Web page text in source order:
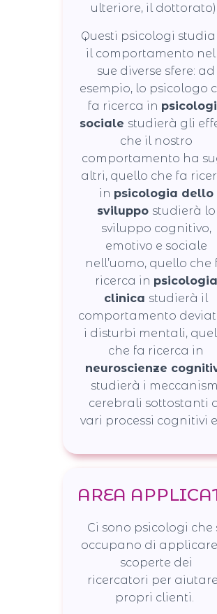
ulteriore, il dottorato).
Questi psicologi
il comportamento
sue diverse sfere: ad
esempio, lo psicologo
fa ricerca in
sociale studierà gli
che il nostro
comportamento ha
altri, quello che fa
in psicologia dello
sviluppo studierà lo
sviluppo cognitivo,
emotivo e sociale
nell’uomo, quello che
ricerca in psicologia
clinica studierà il
comportamento
i disturbi mentali,
che fa ricerca in
neuroscienze
studierà i
cerebrali sottostanti
vari processi cognitivi
AREA
Ci sono psicologi che
occupano di
scoperte dei
ricercatori per
propri clienti.